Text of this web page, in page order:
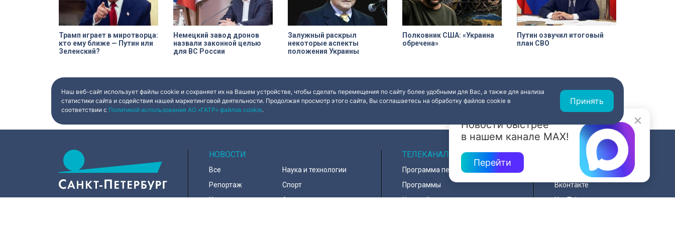
Трамп играет в миротворца:
кто ему ближе — Путин или
Зеленский?
Немецкий завод дронов
назвали законной целью
для ВС России
Залужный раскрыл
некоторые аспекты
положения Украины
Полковник США: «Украина
обречена»
Путин озвучил итоговый
план СВО
Новости быстрее
в нашем канале MAX!
Перейти
Наш веб-сайт использует файлы cookie и сохраняет их на Вашем устройстве, чтобы сделать перемещения по сайту более удобными для Вас, а также для анализа
статистики сайта и содействия нашей маркетинговой деятельности. Продолжая просмотр этого сайта, Вы соглашаетесь на обработку файлов cookie в
соответствии с Политикой использования АО «ГАТР» файлов cookie.
Принять
НОВОСТИ
Все
Репортаж
Коронавирус
Наука и технологии
Спорт
Армия
ТЕЛЕКАНАЛ
Программа передач
Программы
Настройка канала
Вконтакте
YouTube